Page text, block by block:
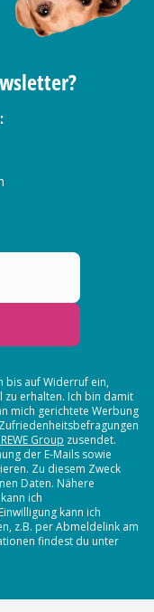
bis auf Widerruf ein,
zu erhalten. Ich bin damit
mich gerichtete Werbung
Group zusendet.
der E-Mails sowie
Zu diesem Zweck
Daten. Nähere
ich
kann ich
z.B. per Abmeldelink am
findest du unter